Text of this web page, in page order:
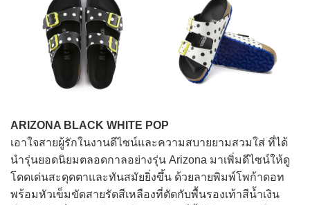
ARIZONA BLACK WHITE POP
เอาใจสายผู้รักในงานดีไซน์และความสบายยามสวมใส่ ที่ได้
นำรุ่นยอดนิยมตลอดกาลอย่างรุ่น Arizona มาเพิ่มดีไซน์ให้ดู
โดดเด่นสะดุดตาและทันสมัยยิ่งขึ้น ด้วยลายพิมพ์โพก้าดอท
พร้อมหัวเข็มขัดสายรัดสีเหลืองที่ตัดกับพื้นรองเท้าสีน้ำเงิน